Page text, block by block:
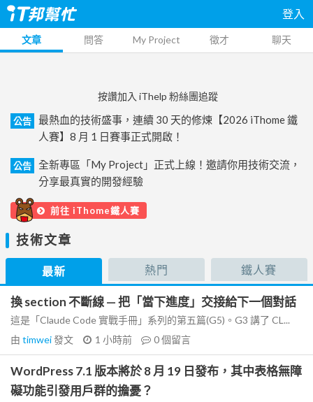
登入
文章 問答 My Project 徵才 聊天
按讚加入 iThelp 粉絲團追蹤
公告
最熱血的技術盛事，連續 30 天的修煉【2026 iThome 鐵
人賽】8 月 1 日賽事正式開啟！
公告
全新專區「My Project」正式上線！邀請你用技術交流，
分享最真實的開發經驗
前往 iThome鐵人賽
技術文章
最新 熱門 鐵人賽
換 section 不斷線 — 把「當下進度」交接給下一個對話
這是「Claude Code 實戰手冊」系列的第五篇(G5)。G3 講了 CL...
由 timwei發文 1 小時前 0個留言
WordPress 7.1 版本將於 8 月 19 日發布，其中表格無障
礙功能引發用戶群的擔憂？